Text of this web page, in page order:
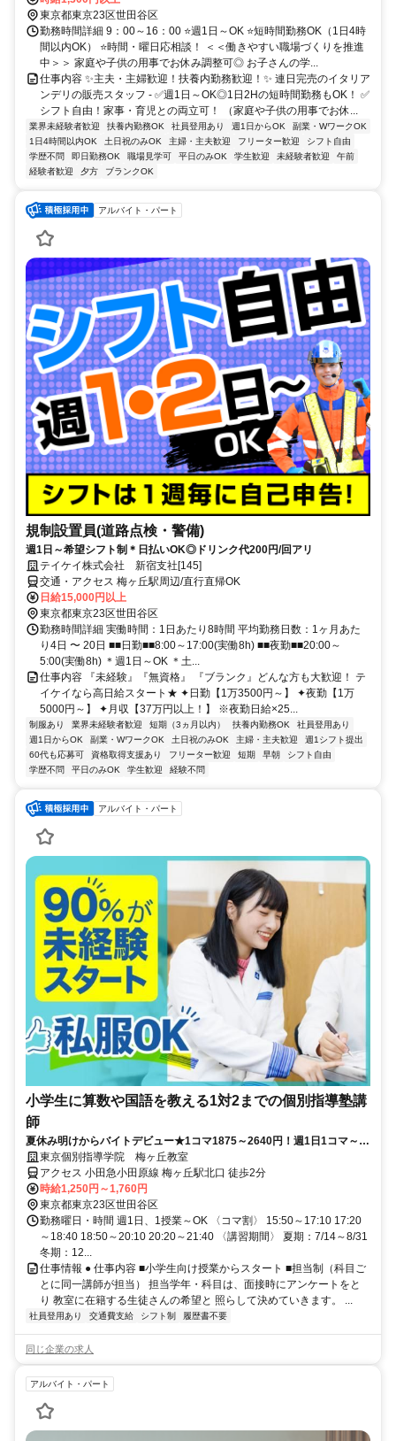
東京都東京23区世田谷区
勤務時間詳細 9：00～16：00 ⭐週1日～OK ⭐短時間勤務OK（1日4時
間以内OK） ⭐時間・曜日応相談！ ＜＜働きやすい職場づくりを推進
中＞＞ 家庭や子供の用事でお休み調整可◎ お子さんの学...
仕事内容 ✨主夫・主婦歓迎！扶養内勤務歓迎！✨ 連日完売のイタリア
ンデリの販売スタッフ - ✅週1日～OK◎1日2Hの短時間勤務もOK！ ✅
シフト自由！家事・育児との両立可！ （家庭や子供の用事でお休...
業界未経験者歓迎 扶養内勤務OK 社員登用あり 週1日からOK
副業・WワークOK
1日4時間以内OK
土日祝のみOK 主婦・主夫歓迎 フリーター歓迎
シフト自由
学歴不問
即日勤務OK 職場見学可 平日のみOK 学生歓迎 未経験者歓迎
午前
経験者歓迎
夕方 ブランクOK
アルバイト・パート
規制設置員(道路点検・警備)
週1日～希望シフト制＊日払いOK◎ドリンク代200円/回アリ
テイケイ株式会社 新宿支社[145]
交通・アクセス 梅ヶ丘駅周辺/直行直帰OK
日給15,000円以上
東京都東京23区世田谷区
勤務時間詳細 実働時間：1日あたり8時間 平均勤務日数：1ヶ月あた
り4日 〜 20日 ■■日勤■■8:00～17:00(実働8h) ■■夜勤■■20:00～
5:00(実働8h) ＊週1日～OK ＊土...
仕事内容 『未経験』『無資格』 『ブランク』どんな方も大歓迎！ テ
イケイなら高日給スタート★ ✦日勤【1万3500円～】 ✦夜勤【1万
5000円～】 ✦月収【37万円以上！】 ※夜勤日給×25...
制服あり 業界未経験者歓迎 短期（3ヵ月以内） 扶養内勤務OK
社員登用あり
週1日からOK
副業・WワークOK 土日祝のみOK 主婦・主夫歓迎
週1シフト提出
60代も応募可
資格取得支援あり フリーター歓迎 短期 早朝
シフト自由
学歴不問
平日のみOK 学生歓迎 経験不問
アルバイト・パート
小学生に算数や国語を教える1対2までの個別指導塾講
師
夏休み明けからバイトデビュー★1コマ1875～2640円！週1日1コマ～私
服でok◎
東京個別指導学院 梅ヶ丘教室
アクセス 小田急小田原線 梅ヶ丘駅北口 徒歩2分
時給1,250円～1,760円
東京都東京23区世田谷区
勤務曜日・時間 週1日、1授業～OK 〈コマ割〉 15:50～17:10 17:20
～18:40 18:50～20:10 20:20～21:40 〈講習期間〉 夏期：7/14～8/31
冬期：12...
仕事情報 ● 仕事内容 ■小学生向け授業からスタート ■担当制（科目ご
とに同一講師が担当） 担当学年・科目は、面接時にアンケートをと
り 教室に在籍する生徒さんの希望と 照らして決めていきます。 ...
社員登用あり 交通費支給 シフト制 履歴書不要
同じ企業の求人
アルバイト・パート